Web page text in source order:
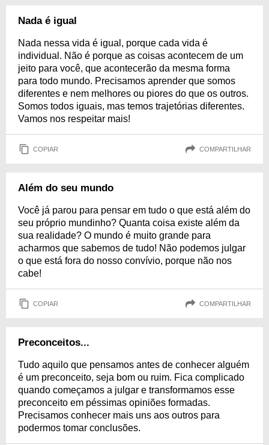
Nada é igual
Nada nessa vida é igual, porque cada vida é
individual. Não é porque as coisas acontecem de um
jeito para você, que acontecerão da mesma forma
para todo mundo. Precisamos aprender que somos
diferentes e nem melhores ou piores do que os outros.
Somos todos iguais, mas temos trajetórias diferentes.
Vamos nos respeitar mais!
COPIAR COMPARTILHAR
Além do seu mundo
Você já parou para pensar em tudo o que está além do
seu próprio mundinho? Quanta coisa existe além da
sua realidade? O mundo é muito grande para
acharmos que sabemos de tudo! Não podemos julgar
o que está fora do nosso convívio, porque não nos
cabe!
COPIAR COMPARTILHAR
Preconceitos...
Tudo aquilo que pensamos antes de conhecer alguém
é um preconceito, seja bom ou ruim. Fica complicado
quando começamos a julgar e transformamos esse
preconceito em péssimas opiniões formadas.
Precisamos conhecer mais uns aos outros para
podermos tomar conclusões.